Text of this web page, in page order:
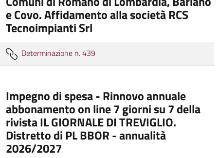
e Covo. Affidamento alla società RCS
Tecnoimpianti Srl
Determinazione n. 439
Impegno di spesa - Rinnovo annuale
abbonamento on line 7 giorni su 7 della
rivista IL GIORNALE DI TREVIGLIO.
Distretto di PL BBOR - annualità
2026/2027